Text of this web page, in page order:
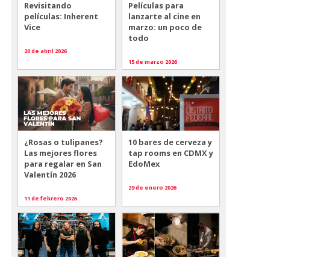
Revisitando
películas: Inherent
Vice
20 de abril 2026
Películas para
lanzarte al cine en
marzo: un poco de
todo
15 de marzo 2026
¿Rosas o tulipanes?
Las mejores flores
para regalar en San
Valentín 2026
11 de febrero 2026
10 bares de cerveza y
tap rooms en CDMX y
EdoMex
29 de enero 2026